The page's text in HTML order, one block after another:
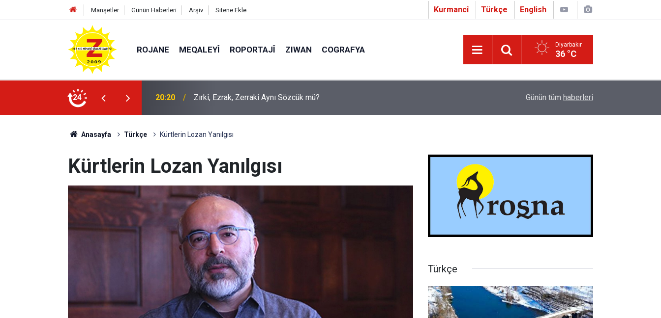
Manşetler Günün Haberleri Arşiv Sitene Ekle Kurmancî Türkçe English
ROJANE MEQALEYÎ ROPORTAJÎ ZIWAN COGRAFYA Diyarbakır
36 °C
24 09:56 Ji Zilma Partîzanan Nimûneyeka Piçûk Çapo 3. o Hîrakerde yê Ferhengê Zazakî-Tirkî
Günün tüm haberleri
Anasayfa Türkçe Kürtlerin Lozan Yanılgısı
Kürtlerin Lozan Yanılgısı
Türkçe